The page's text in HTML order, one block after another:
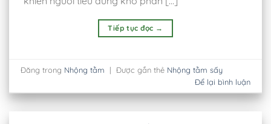
Tiếp tục đọc →
Đăng trong Nhộng tằm | Được gắn thẻ Nhộng tằm sấy
Để lại bình luận